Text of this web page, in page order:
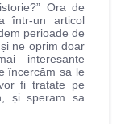
Ora de
într-un articol
perioade de
ne oprim doar
interesante
încercăm sa le
fi tratate pe
și speram sa